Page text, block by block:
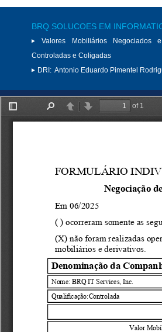
BRQ SOLUCOES EM
Valores Mobiliários Negociados
Controladas e Coligadas
DRI: Antonio Eduardo Pimentel